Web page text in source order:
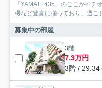
「YAMATE435」のここがイ
機など豊富に揃っており、過ご
募集中の部屋
3階
7.3万円
3階 / 29.34